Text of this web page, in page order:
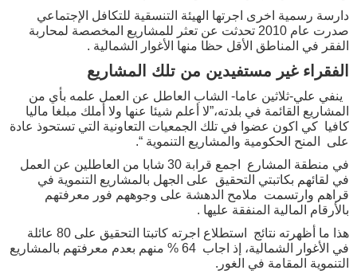
دارسة رسمية اخرى اجرتها الهيئة التنسقية للتكافل الإجتماعي
صدرت عام 2010 تحدثت عن تعثر للمشاريع المخصصة لمحاربة
الفقر في المناطق الأقل حظا منها الأغوار الشمالية .
الفقراء غير مستفيدين من تلك المشاريع
ينفي علي-ثلاثين عاما- الشاب العاطل عن العمل علمه بأي من
المشاريع القائمة في بلدته،”لا أعلم شيئا عنها ولا أملك مبلغا ماليا
كافيا كي اكون عضوا في تلك الجمعيات التعاونية التي تستحوذ عادة
على المنح الحكومية والمشاريع التنموية “.
في منطقة المشارع اجمع قرابة 30 شابا من العاطلين عن العمل
في لقائهم بكاتبتي التحقيق على الجهل بالمشاريع التنموية في
قراهم وارتسمت ملامح الدهشة على وجوههم فور معرفتهم
بالأرقام المالية المنفقة عليها .
هذا ما أظهرته نتائج استطلاع اجرته كاتبتا التحقيق على 80 عائلة
في الأغوار الشمالية، إذ اجاب 64 % منهم بعدم معرفتهم بالمشاريع
التنموية المقامة في الغور.